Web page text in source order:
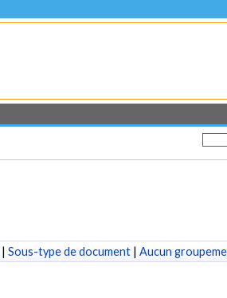
Sous-type de document| Aucun